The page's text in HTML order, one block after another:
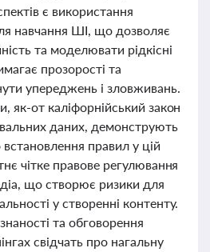
є використання
навчання ШІ, що дозволяє
та моделювати рідкісні
прозорості та
упереджень і зловживань.
як-от каліфорнійський закон
даних, демонструють
правил у цій
чітке правове регулювання
що створює ризики для
у створенні контенту.
та обговорення
свідчать про нагальну